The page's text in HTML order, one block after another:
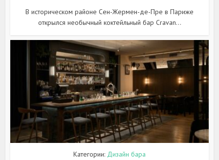
В историческом районе Сен-Жермен-де-Пре в Париже
открылся необычный коктейльный бар Cravan...
Категории: Дизайн бара